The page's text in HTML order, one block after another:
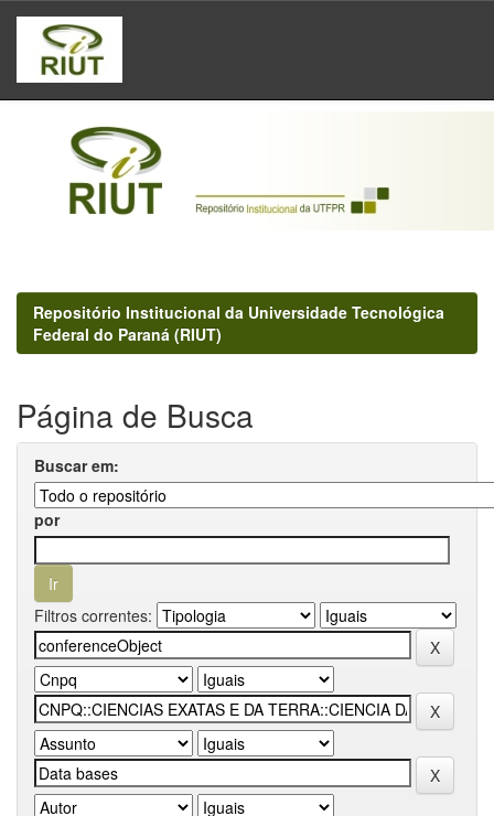
Skip
navigation
Repositório Institucional da Universidade Tecnológica
Federal do Paraná (RIUT)
Página de Busca
Buscar em:
por
Filtros correntes: